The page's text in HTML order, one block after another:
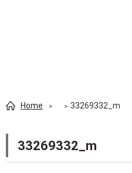
Home 33269332_m
33269332_m